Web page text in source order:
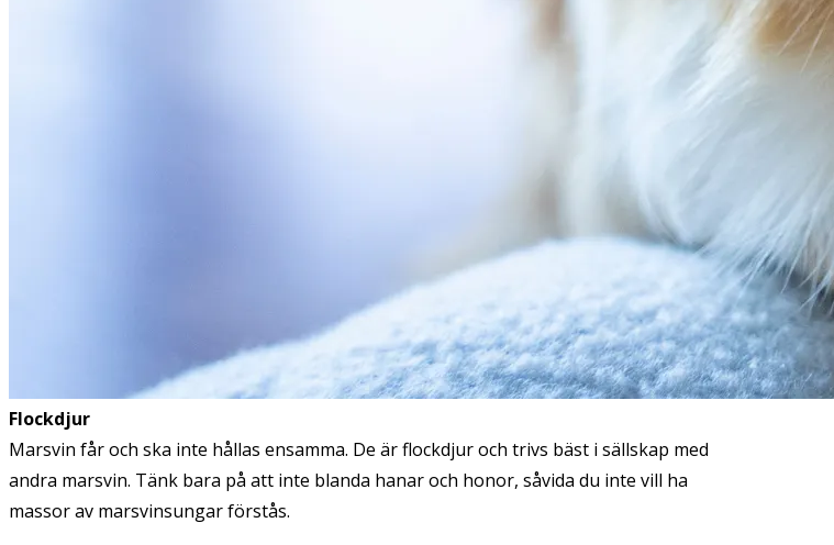
Flockdjur
Marsvin får och ska inte hållas ensamma. De är flockdjur och trivs bäst i sällskap med
andra marsvin. Tänk bara på att inte blanda hanar och honor, såvida du inte vill ha
massor av marsvinsungar förstås.